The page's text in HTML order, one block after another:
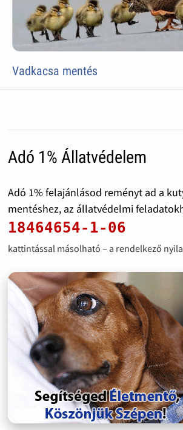
Vadkacsa mentés
Adó 1% Állatvédelem
Adó 1% felajánlásod reményt ad a
mentéshez, az állatvédelmi
18464654-1-06
kattintással másolható – a rendelkező